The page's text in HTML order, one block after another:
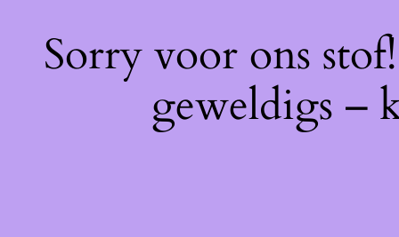
Sorry voor ons
geweldigs –